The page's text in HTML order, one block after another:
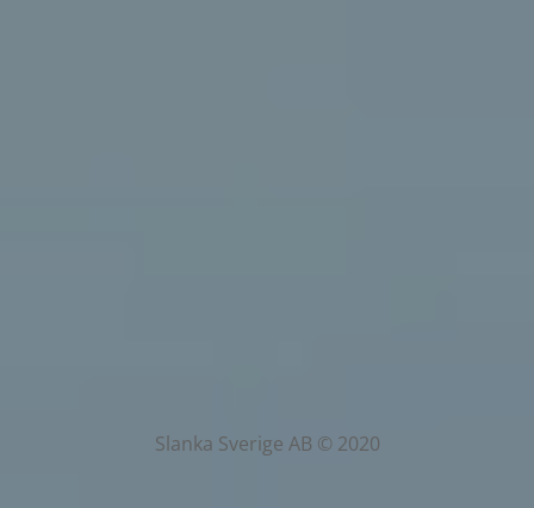
Slanka Sverige AB © 2020